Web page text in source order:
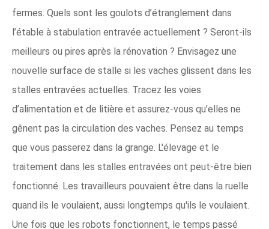
fermes. Quels sont les goulots d’étranglement dans
l’étable à stabulation entravée actuellement ? Seront-ils
meilleurs ou pires après la rénovation ? Envisagez une
nouvelle surface de stalle si les vaches glissent dans les
stalles entravées actuelles. Tracez les voies
d’alimentation et de litière et assurez-vous qu’elles ne
gênent pas la circulation des vaches. Pensez au temps
que vous passerez dans la grange. L'élevage et le
traitement dans les stalles entravées ont peut-être bien
fonctionné. Les travailleurs pouvaient être dans la ruelle
quand ils le voulaient, aussi longtemps qu'ils le voulaient.
Une fois que les robots fonctionnent, le temps passé